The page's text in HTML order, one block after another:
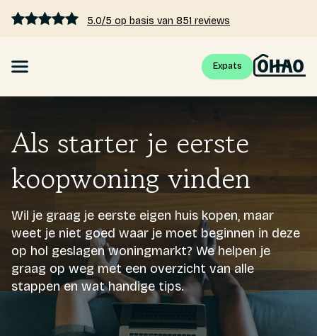
5.0/5 op basis van 851 reviews
Expats
Hypotheekrente vergelijken
Hypotheek berekenen
Kennis
Tarieven
Over ons
Als starter je eerste
koopwoning vinden
Wil je graag je eerste eigen huis kopen, maar
weet je niet goed waar je moet beginnen in deze
op hol geslagen woningmarkt? We helpen je
graag op weg met een overzicht van alle
stappen en wat handige tips.